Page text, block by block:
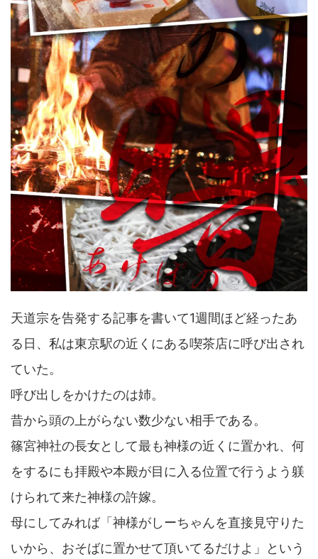
天道宗を告発する記事を書いて1週間ほど経ったあ
る日、私は東京駅の近くにある喫茶店に呼び出され
ていた。
呼び出しをかけたのは姉。
昔から頭の上がらない数少ない相手である。
篠宮神社の長女として最も神様の近くに置かれ、何
をするにも拝殿や本殿が目に入る位置で行うよう躾
けられて来た神様の許嫁。
母にしてみれば「神様がしーちゃんを直接見守りた
いから、おそばに置かせて頂いてるだけよ」という